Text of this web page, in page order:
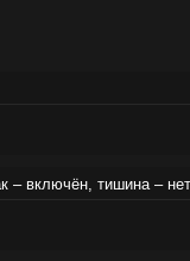
– включён, тишина –